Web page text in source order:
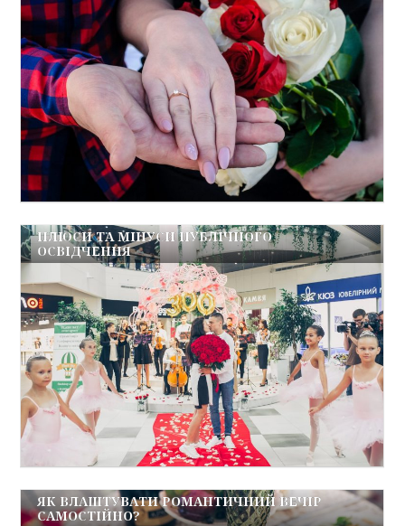
ПЛЮСИ ТА МІНУСИ ПУБЛІЧНОГО
ОСВІДЧЕННЯ
ЯК ВЛАШТУВАТИ РОМАНТИЧНИЙ ВЕЧІР
САМОСТІЙНО?